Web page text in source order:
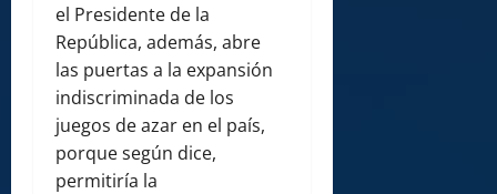
el Presidente de la
República, además, abre
las puertas a la expansión
indiscriminada de los
juegos de azar en el país,
porque según dice,
permitiría la